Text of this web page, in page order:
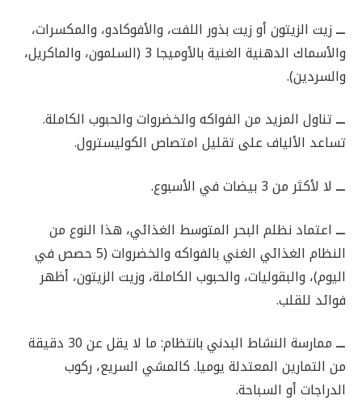
ـــزيت الزيتون أو زيت بذور اللفت، والأفوكادو، والمكسرات،
والأسماك الدهنية الغنية بالأوميجا 3 (السلمون، والماكريل،
والسردين).
ـــتناول المزيد من الفواكه والخضروات والحبوب الكاملة.
تساعد الألياف على تقليل امتصاص الكوليسترول.
ـــ لا لأكثر من 3 بيضات في الأسبوع.
ـــ اعتماد نظلم البحر المتوسط الغذائي، هذا النوع من
النظام الغذائي الغني بالفواكه والخضروات (5 حصص في
اليوم)، والبقوليات، والحبوب الكاملة، وزيت الزيتون، أظهر
فوائد للقلب.
ـــ
ممارسة النشاط البدني بانتظام: ما لا يقل عن 30 دقيقة
من التمارين المعتدلة يوميا. كالمشي السريع، ركوب
الدراجات أو السباحة.